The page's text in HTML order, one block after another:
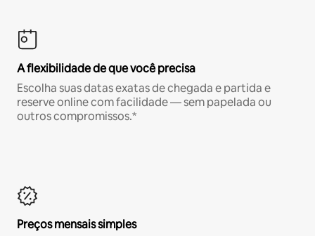
A flexibilidade de que você precisa
Escolha suas datas exatas de chegada e partida e
reserve online com facilidade — sem papelada ou
outros compromissos.*
Preços mensais simples